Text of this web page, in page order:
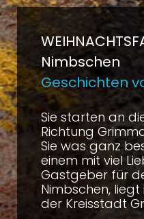
Nimbschen
Geschichten
Sie starten an
Richtung
Sie was ganz
einem mit viel
Gastgeber für
Nimbschen,
der Kreisstadt